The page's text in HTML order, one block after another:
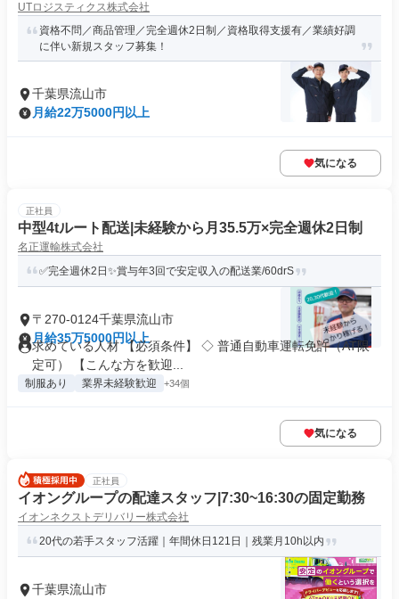
UTロジスティクス株式会社
資格不問／商品管理／完全週休2日制／資格取得支援有／業績好調
に伴い新規スタッフ募集！
千葉県流山市
月給22万5000円以上
気になる
正社員
中型4tルート配送|未経験から月35.5万×完全週休2日制
名正運輸株式会社
✅完全週休2日✨賞与年3回で安定収入の配送業/60drS
〒270-0124千葉県流山市
月給35万5000円以上
求めている人材 【必須条件】 ◇ 普通自動車運転免許（AT限
定可） 【こんな方を歓迎...
制服あり 業界未経験歓迎 +34個
気になる
正社員
イオングループの配達スタッフ|7:30~16:30の固定勤務
イオンネクストデリバリー株式会社
20代の若手スタッフ活躍｜年間休日121日｜残業月10h以内
千葉県流山市